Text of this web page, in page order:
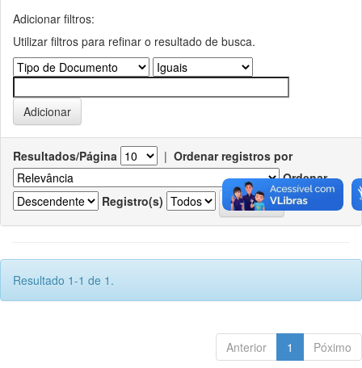
Adicionar filtros:
Utilizar filtros para refinar o resultado de busca.
Resultados/Página | Ordenar registros por
Ordenar
Registro(s)
Resultado 1-1 de 1.
Anterior 1 Póximo